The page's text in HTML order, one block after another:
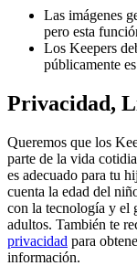
Las imágenes
pero esta
Los Keepers
públicamente
Privacidad,
Queremos que los
parte de la vida
es adecuado para tu
cuenta la edad del
con la tecnología y el
adultos. También te
privacidad para
información.